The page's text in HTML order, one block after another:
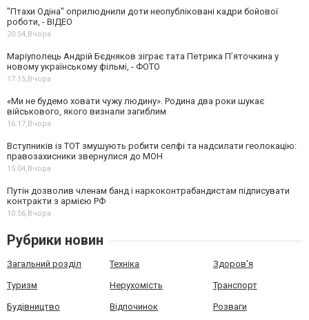
"Птахи Одіна" оприлюднили доти неопубліковані кадри бойової
роботи, - ВІДЕО
20:54,Вчора
Маріуполець Андрій Бєдняков зіграє тата Петрика П’яточкина у
новому українському фільмі, - ФОТО
17:15,Вчора
«Ми не будемо ховати чужу людину». Родина два роки шукає
військового, якого визнали загиблим
16:17,Вчора
Вступників із ТОТ змушують робити селфі та надсилати геолокацію:
правозахисники звернулися до МОН
15:04,Вчора
Путін дозволив членам банд і наркоконтрабандистам підписувати
контракти з армією РФ
10:56,Вчора
Рубрики новин
Загальний розділ Техніка Здоров'я
Туризм Нерухомість Транспорт
Будівництво Відпочинок Розваги